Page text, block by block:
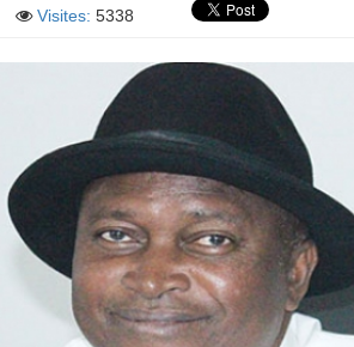
Visites: 5338